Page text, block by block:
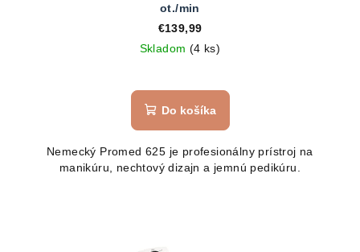
ot./min
€139,99
Skladom (4 ks)
Do košíka
Nemecký Promed 625 je profesionálny prístroj na
manikúru, nechtový dizajn a jemnú pedikúru.